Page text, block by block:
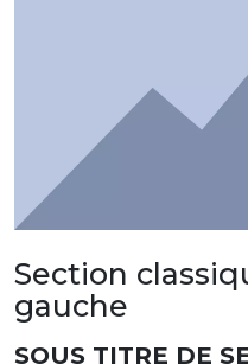
Section
gauche
SOUS TITRE DE